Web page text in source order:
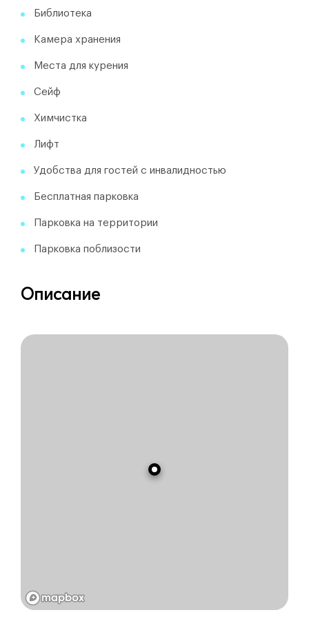
Библиотека
Камера хранения
Места для курения
Сейф
Химчистка
Лифт
Удобства для гостей с инвалидностью
Бесплатная парковка
Парковка на территории
Парковка поблизости
Описание